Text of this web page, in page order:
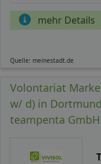
mehr Details
Quelle: meinestadt.de
Volontariat
w/ d) in
teampenta